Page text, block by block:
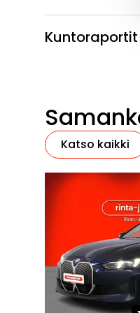
Kuntoraportit
Katso kaikki